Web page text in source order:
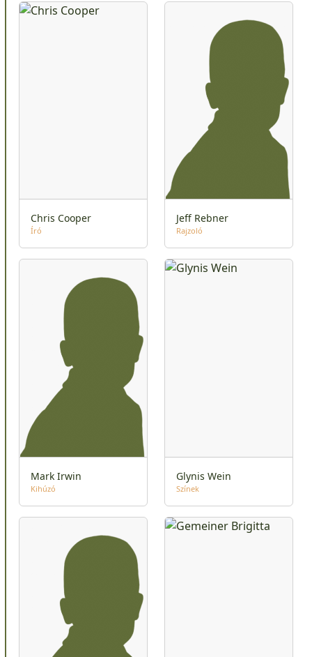
Chris Cooper
Író
Jeff Rebner
Rajzoló
Mark Irwin
Kihúzó
Glynis Wein
Színek